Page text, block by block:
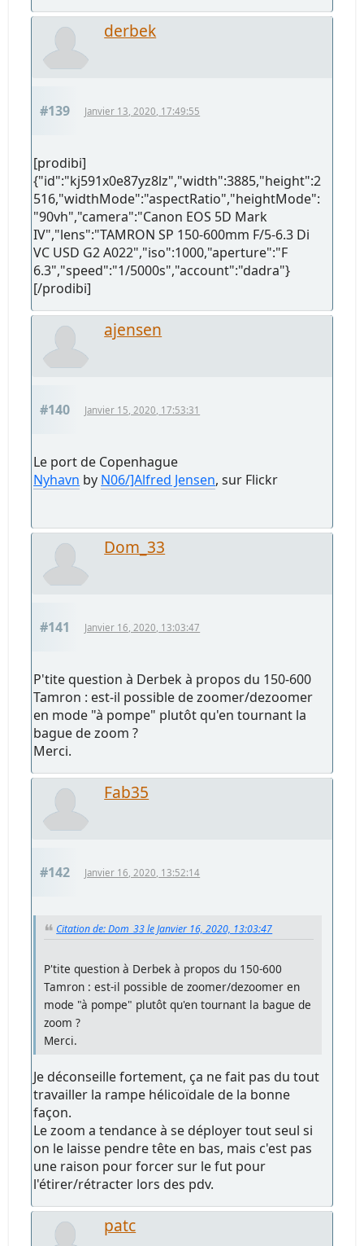
derbek
#139 Janvier 13, 2020, 17:49:55
[prodibi]
{"id":"kj591x0e87yz8lz","width":3885,"height":2
516,"widthMode":"aspectRatio","heightMode":
"90vh","camera":"Canon EOS 5D Mark
IV","lens":"TAMRON SP 150-600mm F/5-6.3 Di
VC USD G2 A022","iso":1000,"aperture":"F
6.3","speed":"1/5000s","account":"dadra"}
[/prodibi]
ajensen
#140 Janvier 15, 2020, 17:53:31
Le port de Copenhague
Nyhavn by N06/]Alfred Jensen, sur Flickr
Dom_33
#141 Janvier 16, 2020, 13:03:47
P'tite question à Derbek à propos du 150-600
Tamron : est-il possible de zoomer/dezoomer
en mode "à pompe" plutôt qu'en tournant la
bague de zoom ?
Merci.
Fab35
#142 Janvier 16, 2020, 13:52:14
Citation de: Dom_33 le Janvier 16, 2020, 13:03:47
P'tite question à Derbek à propos du 150-600
Tamron : est-il possible de zoomer/dezoomer en
mode "à pompe" plutôt qu'en tournant la bague de
zoom ?
Merci.
Je déconseille fortement, ça ne fait pas du tout
travailler la rampe hélicoïdale de la bonne
façon.
Le zoom a tendance à se déployer tout seul si
on le laisse pendre tête en bas, mais c'est pas
une raison pour forcer sur le fut pour
l'étirer/rétracter lors des pdv.
patc